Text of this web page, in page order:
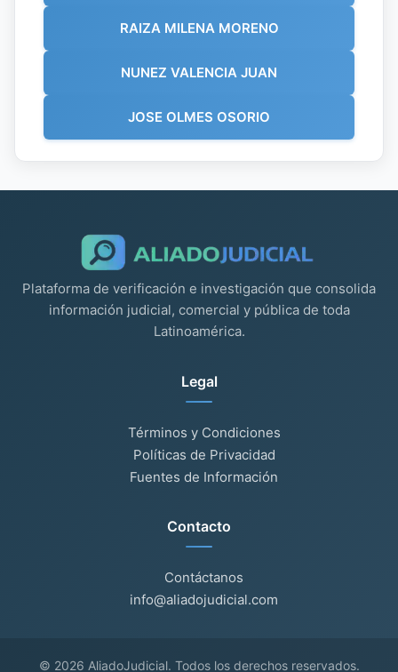
RAIZA MILENA MORENO
NUNEZ VALENCIA JUAN
JOSE OLMES OSORIO
Plataforma de verificación e investigación que consolida
información judicial, comercial y pública de toda
Latinoamérica.
Legal
Términos y Condiciones
Políticas de Privacidad
Fuentes de Información
Contacto
Contáctanos
info@aliadojudicial.com
© 2026 AliadoJudicial. Todos los derechos reservados.